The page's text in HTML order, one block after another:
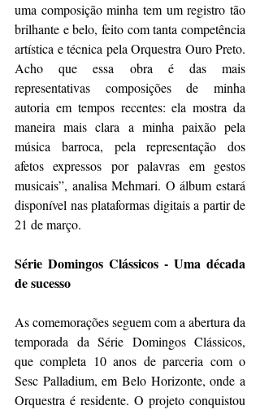
uma composição minha tem um registro tão
brilhante e belo, feito com tanta competência
artística e técnica pela Orquestra Ouro Preto.
Acho que essa obra é das mais
representativas composições de minha
autoria em tempos recentes: ela mostra da
maneira mais clara a minha paixão pela
música barroca, pela representação dos
afetos expressos por palavras em gestos
musicais”, analisa Mehmari. O álbum estará
disponível nas plataformas digitais a partir de
21 de março.
Série Domingos Clássicos - Uma década
de sucesso
As comemorações seguem com a abertura da
temporada da Série Domingos Clássicos,
que completa 10 anos de parceria com o
Sesc Palladium, em Belo Horizonte, onde a
Orquestra é residente. O projeto conquistou